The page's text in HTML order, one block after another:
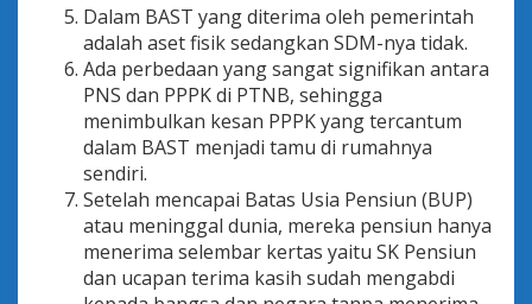
Dalam BAST yang diterima oleh pemerintah
adalah aset fisik sedangkan SDM-nya tidak.
Ada perbedaan yang sangat signifikan antara
PNS dan PPPK di PTNB, sehingga
menimbulkan kesan PPPK yang tercantum
dalam BAST menjadi tamu di rumahnya
sendiri.
Setelah mencapai Batas Usia Pensiun (BUP)
atau meninggal dunia, mereka pensiun hanya
menerima selembar kertas yaitu SK Pensiun
dan ucapan terima kasih sudah mengabdi